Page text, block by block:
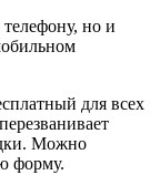
но и
для всех
Можно
форму.